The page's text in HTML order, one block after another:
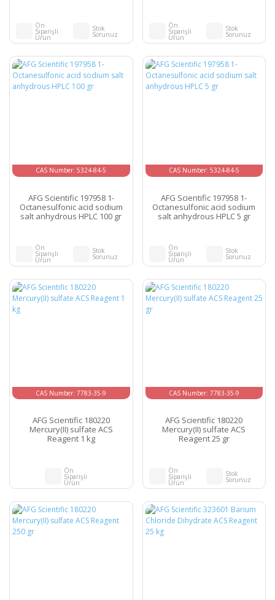
Ön
Siparişli
Ürün
Stok
Sorunuz
Ön
Siparişli
Ürün
Stok
Sorunuz
CAS Number: 5324-84-5
AFG Scientific 197958 1-
Octanesulfonic acid sodium
salt anhydrous HPLC 100 gr
Ön
Siparişli
Ürün
Stok
Sorunuz
CAS Number: 5324-84-5
AFG Scientific 197958 1-
Octanesulfonic acid sodium
salt anhydrous HPLC 5 gr
Ön
Siparişli
Ürün
Stok
Sorunuz
CAS Number: 7783-35-9
AFG Scientific 180220
Mercury(II) sulfate ACS
Reagent 1 kg
Ön
Siparişli
Ürün
CAS Number: 7783-35-9
AFG Scientific 180220
Mercury(II) sulfate ACS
Reagent 25 gr
Ön
Siparişli
Ürün
Stok
Sorunuz